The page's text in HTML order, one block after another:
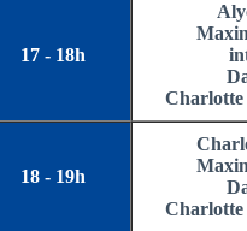
17 - 18h
Charlotte
18 - 19h
Charlotte